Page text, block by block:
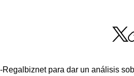
para dar un análisis